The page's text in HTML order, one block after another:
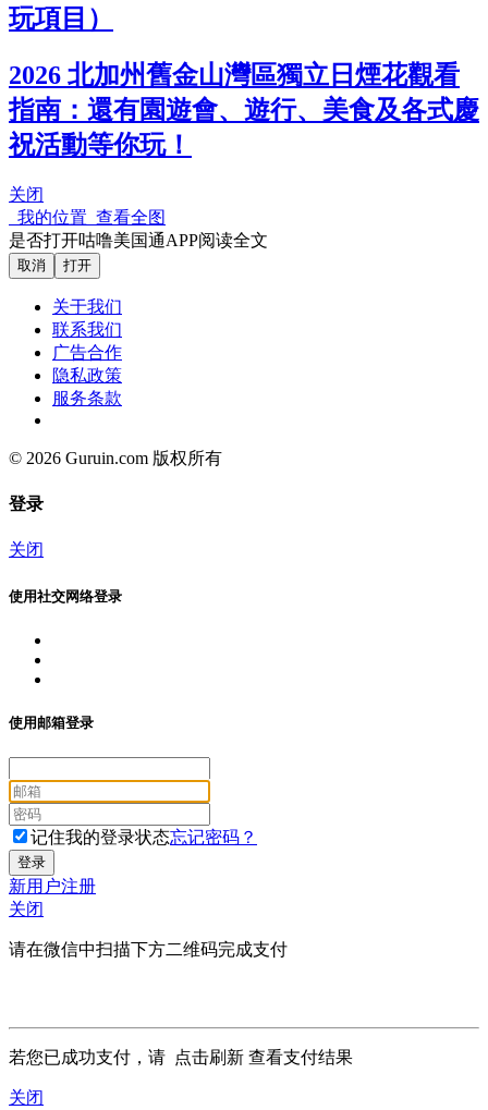
玩項目）
2026 北加州舊金山灣區獨立日煙花觀看
指南：還有園遊會、遊行、美食及各式慶
祝活動等你玩！
关闭
我的位置 查看全图
是否打开咕噜美国通APP阅读全文
取消 打开
关于我们
联系我们
广告合作
隐私政策
服务条款
© 2026 Guruin.com 版权所有
登录
关闭
使用社交网络登录
使用邮箱登录
记住我的登录状态忘记密码？
新用户注册
关闭
请在微信中扫描下方二维码完成支付
若您已成功支付，请 点击刷新 查看支付结果
关闭